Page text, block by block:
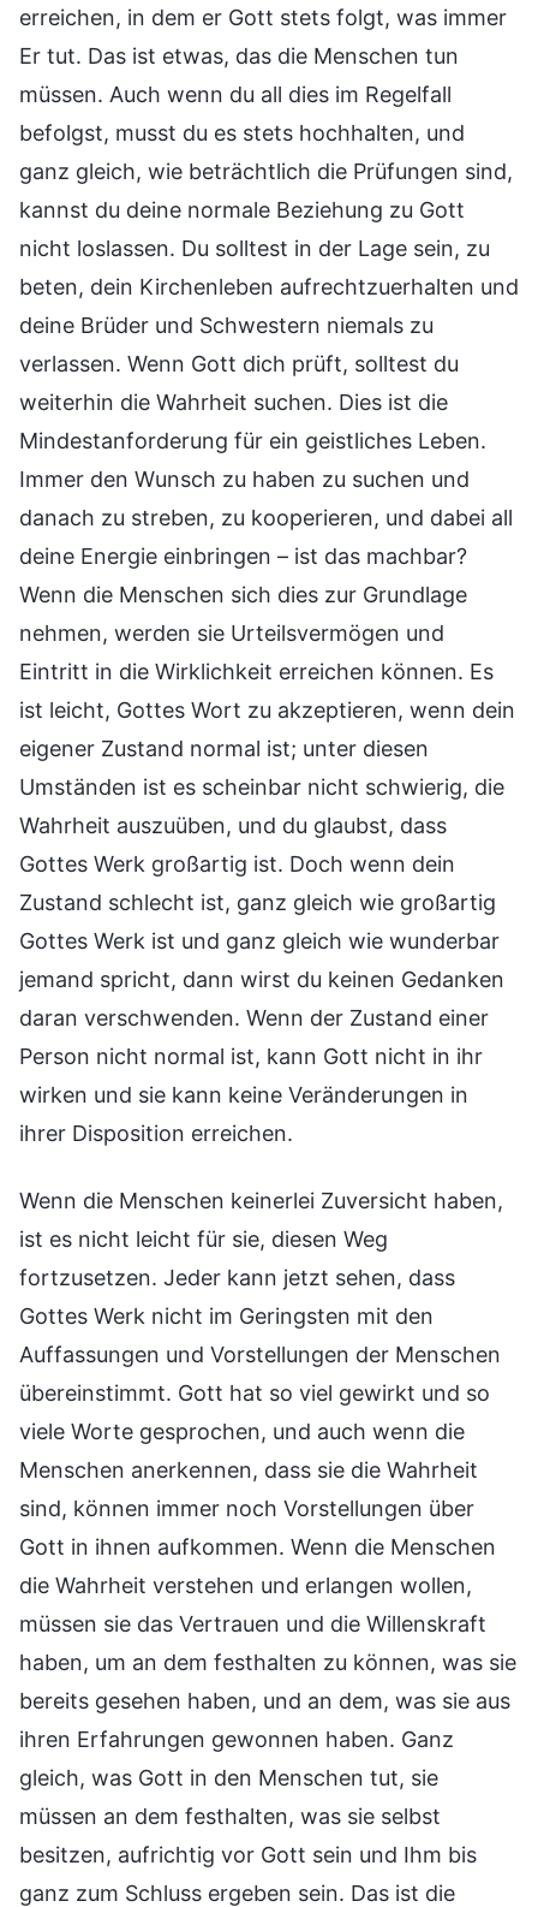
erreichen, in dem er Gott stets folgt, was immer
Er tut. Das ist etwas, das die Menschen tun
müssen. Auch wenn du all dies im Regelfall
befolgst, musst du es stets hochhalten, und
ganz gleich, wie beträchtlich die Prüfungen sind,
kannst du deine normale Beziehung zu Gott
nicht loslassen. Du solltest in der Lage sein, zu
beten, dein Kirchenleben aufrechtzuerhalten und
deine Brüder und Schwestern niemals zu
verlassen. Wenn Gott dich prüft, solltest du
weiterhin die Wahrheit suchen. Dies ist die
Mindestanforderung für ein geistliches Leben.
Immer den Wunsch zu haben zu suchen und
danach zu streben, zu kooperieren, und dabei all
deine Energie einbringen – ist das machbar?
Wenn die Menschen sich dies zur Grundlage
nehmen, werden sie Urteilsvermögen und
Eintritt in die Wirklichkeit erreichen können. Es
ist leicht, Gottes Wort zu akzeptieren, wenn dein
eigener Zustand normal ist; unter diesen
Umständen ist es scheinbar nicht schwierig, die
Wahrheit auszuüben, und du glaubst, dass
Gottes Werk großartig ist. Doch wenn dein
Zustand schlecht ist, ganz gleich wie großartig
Gottes Werk ist und ganz gleich wie wunderbar
jemand spricht, dann wirst du keinen Gedanken
daran verschwenden. Wenn der Zustand einer
Person nicht normal ist, kann Gott nicht in ihr
wirken und sie kann keine Veränderungen in
ihrer Disposition erreichen.
Wenn die Menschen keinerlei Zuversicht haben,
ist es nicht leicht für sie, diesen Weg
fortzusetzen. Jeder kann jetzt sehen, dass
Gottes Werk nicht im Geringsten mit den
Auffassungen und Vorstellungen der Menschen
übereinstimmt. Gott hat so viel gewirkt und so
viele Worte gesprochen, und auch wenn die
Menschen anerkennen, dass sie die Wahrheit
sind, können immer noch Vorstellungen über
Gott in ihnen aufkommen. Wenn die Menschen
die Wahrheit verstehen und erlangen wollen,
müssen sie das Vertrauen und die Willenskraft
haben, um an dem festhalten zu können, was sie
bereits gesehen haben, und an dem, was sie aus
ihren Erfahrungen gewonnen haben. Ganz
gleich, was Gott in den Menschen tut, sie
müssen an dem festhalten, was sie selbst
besitzen, aufrichtig vor Gott sein und Ihm bis
ganz zum Schluss ergeben sein. Das ist die